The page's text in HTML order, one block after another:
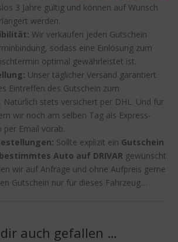
3 Jahre gültig und können auf Wunsch
werden.
Wir verkaufen jeden Gutschein
sodass eine Einlösung zum
optimal gewährleistet ist.
Unser täglicher Versand garantiert
Eintreffen des Gutschein zum
Natürlich stets versichert per DHL. Und für
wir noch am selben Tag als Express-
per Email vorab.
Sollte explizit ein Gutschein
Auto auf DRIVAR gewünscht
wir auf Anfrage und ohne Aufpreis gerne
Gutschein nur für dieses Fahrzeug....
auch gefallen …